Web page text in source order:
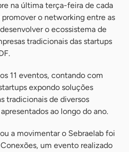
na última terça-feira de cada
o networking entre as
o ecossistema de
tradicionais das startups
11 eventos, contando com
expondo soluções
tradicionais de diversos
ao longo do ano.
a movimentar o Sebraelab foi
um evento realizado